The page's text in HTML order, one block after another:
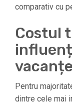
comparativ cu
Costul
Pentru
dintre cele mai